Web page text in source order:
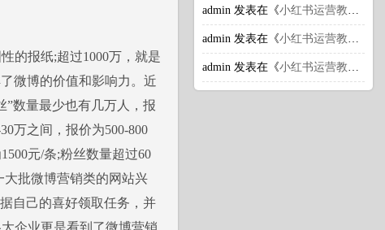
的报纸;超过1000万，就是
微博的价值和影响力。近
”数量最少也有几万人，报
万之间，报价为500-800
元/条;粉丝数量超过60
大批微博营销类的网站兴
自己的喜好领取任务，并
企业更是看到了微博营销
admin 发表在《小红书运营教程：小红书引流推广潜规则揭秘
admin 发表在《小红书运营教程：小红书的商业价值体现在哪里？
admin 发表在《小红书运营教程：小红书上怎么获取更多流量？